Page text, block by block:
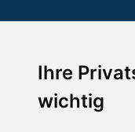
Ihre
wichtig
Die